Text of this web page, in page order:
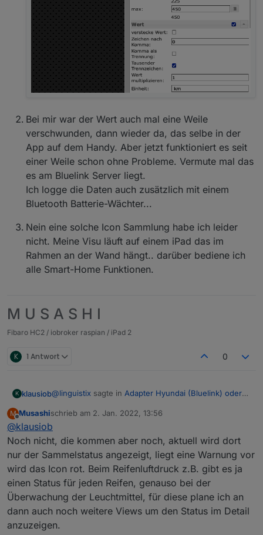
Bei mir war der Wert auch mal eine Weile
verschwunden, dann wieder da, das selbe in der
App auf dem Handy. Aber jetzt funktioniert es seit
einer Weile schon ohne Probleme. Vermute mal das
es am Bluelink Server liegt.
Ich logge die Daten auch zusätzlich mit einem
Bluetooth Batterie-Wächter...
Nein eine solche Icon Sammlung habe ich leider
nicht. Meine Visu läuft auf einem iPad das im
Rahmen an der Wand hängt.. darüber bediene ich
alle Smart-Home Funktionen.
M U S A S H I
Fibaro HC2 / iobroker raspian / iPad 2
K 1 Antwort 0
K klausiob@linguistix sagte in Adapter Hyundai (Bluelink) oder
Ohh ich wollte@Musashifragen. GIbt es hinter den
neuen unteren Buttons noch Views?
M
Offline
Musashischrieb am 2. Jan. 2022, 13:56
zuletzt editiert von
@klausiob
Noch nicht, die kommen aber noch, aktuell wird dort
nur der Sammelstatus angezeigt, liegt eine Warnung vor
wird das Icon rot. Beim Reifenluftdruck z.B. gibt es ja
einen Status für jeden Reifen, genauso bei der
Überwachung der Leuchtmittel, für diese plane ich an
dann auch noch weitere Views um den Status im Detail
anzuzeigen.